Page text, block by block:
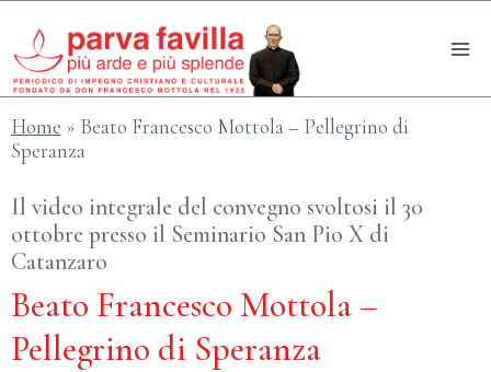
contenuto
Home » Beato Francesco Mottola – Pellegrino di
Speranza
Il video integrale del convegno svoltosi il 30
ottobre presso il Seminario San Pio X di
Catanzaro
Beato Francesco Mottola –
Pellegrino di Speranza